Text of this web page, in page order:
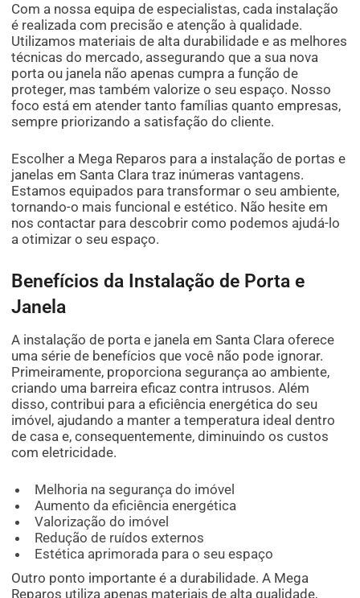
Com a nossa equipa de especialistas, cada instalação
é realizada com precisão e atenção à qualidade.
Utilizamos materiais de alta durabilidade e as melhores
técnicas do mercado, assegurando que a sua nova
porta ou janela não apenas cumpra a função de
proteger, mas também valorize o seu espaço. Nosso
foco está em atender tanto famílias quanto empresas,
sempre priorizando a satisfação do cliente.
Escolher a Mega Reparos para a instalação de portas e
janelas em Santa Clara traz inúmeras vantagens.
Estamos equipados para transformar o seu ambiente,
tornando-o mais funcional e estético. Não hesite em
nos contactar para descobrir como podemos ajudá-lo
a otimizar o seu espaço.
Benefícios da Instalação de Porta e
Janela
A instalação de porta e janela em Santa Clara oferece
uma série de benefícios que você não pode ignorar.
Primeiramente, proporciona segurança ao ambiente,
criando uma barreira eficaz contra intrusos. Além
disso, contribui para a eficiência energética do seu
imóvel, ajudando a manter a temperatura ideal dentro
de casa e, consequentemente, diminuindo os custos
com eletricidade.
Melhoria na segurança do imóvel
Aumento da eficiência energética
Valorização do imóvel
Redução de ruídos externos
Estética aprimorada para o seu espaço
Outro ponto importante é a durabilidade. A Mega
Reparos utiliza apenas materiais de alta qualidade,